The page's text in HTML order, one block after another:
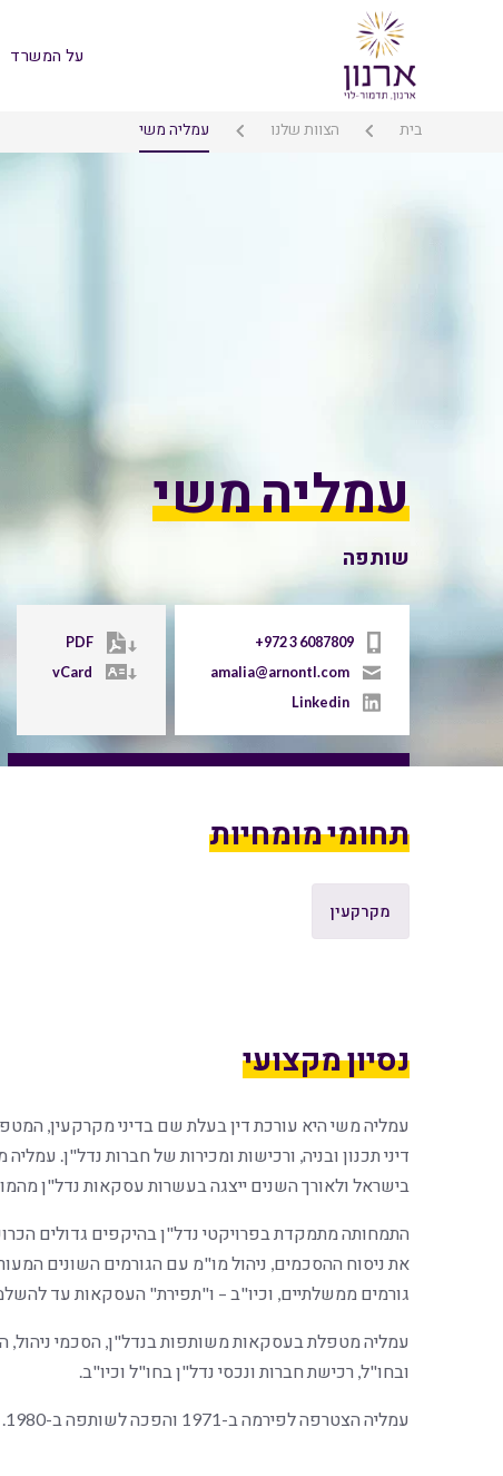
על המשרד
בית הצוות שלנו עמליה משי
עמליה משי
שותפה
+972 3 6087809
amalia@arnontl.com
Linkedin
PDF
vCard
תחומי מומחיות
מקרקעין
נסיון מקצועי
עמליה משי היא עורכת דין בעלת שם בדיני מקרקעין,
דיני תכנון ובניה, ורכישות ומכירות של חברות נדל"ן.
בישראל ולאורך השנים ייצגה בעשרות עסקאות נדל"ן
התמחותה מתמקדת בפרויקטי נדל"ן בהיקפים גדולים
את ניסוח ההסכמים, ניהול מו"מ עם הגורמים השונים
גורמים ממשלתיים, וכיו"ב – ו"תפירת" העסקאות עד
עמליה מטפלת בעסקאות משותפות בנדל"ן, הסכמי ניהול,
ובחו"ל, רכישת חברות ונכסי נדל"ן בחו"ל וכיו"ב.
עמליה הצטרפה לפירמה ב-1971 והפכה לשותפה ב-1980.